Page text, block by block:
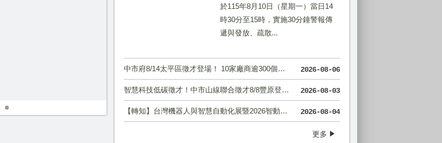
113年1月1日起調整本市3個公立就業服務機構服務轄區
海外求職停看聽
辦理聘僱移工前國內求才招募預約
新增海線地區銀髮人才服務據點
於115年8月10日（星期一）當日14
時30分至15時，實施30分鐘警報傳
遞與發放、疏散...
中市府8/14太平區徵才登場！ 10家廠商逾300個職缺、全面E化免帶履歷！ 2026-08-06
智慧科技低碳徵才！中市山線聯合徵才8/8豐原登場 最高月薪96K 2026-08-03
【轉知】台灣機器人與智慧自動化展暨2026智動化技術人才媒合活動 2026-08-04
更多